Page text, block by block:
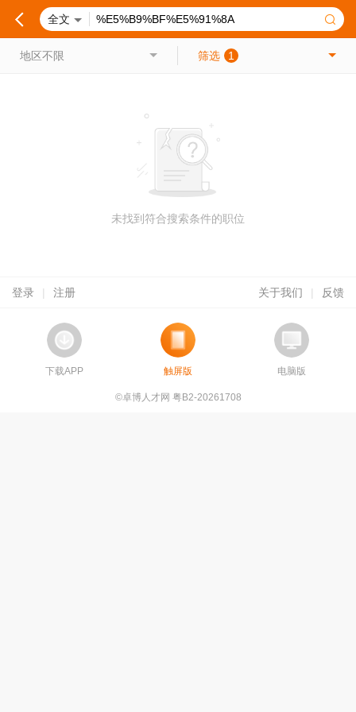
全文
地区不限 筛选 1
未找到符合搜索条件的职位
登录 | 注册 关于我们 | 反馈
下载APP 触屏版 电脑版
©卓博人才网 粤B2-20261708